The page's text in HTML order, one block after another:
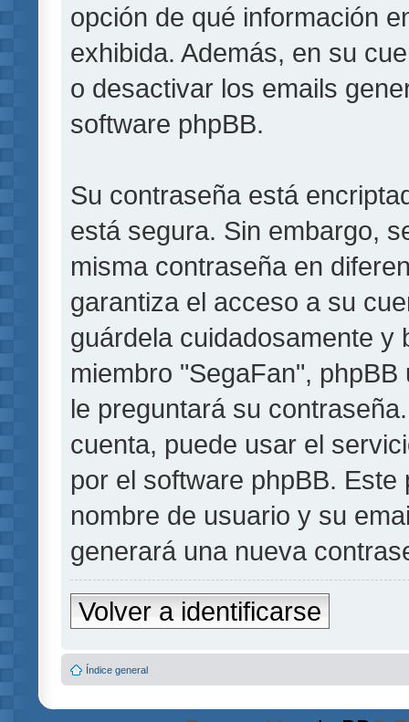
opción de qué información
exhibida. Además, en su
o desactivar los emails
software phpBB.
Su contraseña está
está segura. Sin embargo,
misma contraseña en
garantiza el acceso a su
guárdela cuidadosamente y
miembro "SegaFan",
le preguntará su
cuenta, puede usar el
por el software phpBB.
nombre de usuario y su
generará una nueva
Volver a identificarse
Índice general